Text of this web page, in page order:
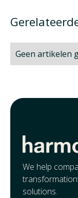
Geen artikelen
We help
solutions.